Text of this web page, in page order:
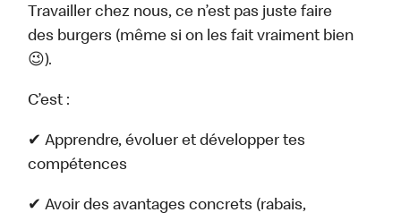
Travailler chez nous, ce n’est pas juste faire
des burgers (même si on les fait vraiment bien
😉).
C’est :
✔ Apprendre, évoluer et développer tes
compétences
✔ Avoir des avantages concrets (rabais,